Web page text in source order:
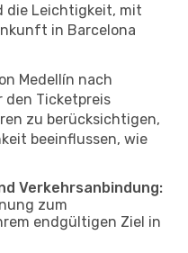
die Leichtigkeit, mit
in Barcelona
Medellín nach
den Ticketpreis
zu berücksichtigen,
beeinflussen, wie
Verkehrsanbindung:
zum
endgültigen Ziel in